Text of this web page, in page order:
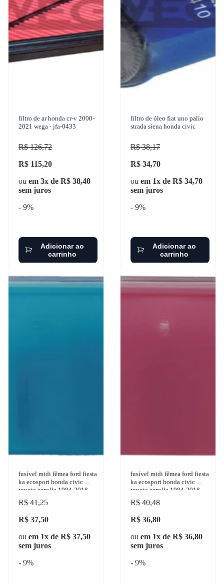
filtro de ar honda cr-v 2000-
2021 wega - jfa-0433
R$ 126,72
R$ 115,20
ou em 3x de R$ 38,40
sem juros
- 9%
Adicionar ao
carrinho
filtro de óleo fiat uno palio
strada siena honda civic
R$ 38,17
R$ 34,70
ou em 1x de R$ 34,70
sem juros
- 9%
Adicionar ao
carrinho
fusível midi fêmea ford fiesta
ka ecosport honda civic
toyota corolla 1984-2018
ams - 19420
R$ 41,25
R$ 37,50
ou em 1x de R$ 37,50
sem juros
- 9%
fusível midi fêmea ford fiesta
ka ecosport honda civic
toyota corolla 1984-2018
ams - 19430
R$ 40,48
R$ 36,80
ou em 1x de R$ 36,80
sem juros
- 9%